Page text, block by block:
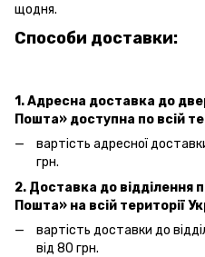
щодня.
Способи доставки:
1. Адресна доставка до
Пошта» доступна по всій
вартість адресної
грн.
2. Доставка до відділення
Пошта» на всій території
вартість доставки до
від 80 грн.